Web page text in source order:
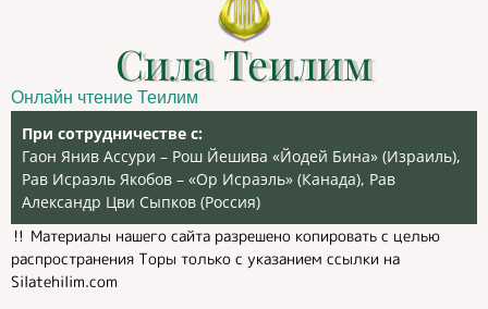
Сила Теилим
Онлайн чтение Теилим
При сотрудничестве с:
Гаон Янив Ассури – Рош Йешива «Йодей Бина» (Израиль),
Рав Исраэль Якобов – «Ор Исраэль» (Канада), Рав
Александр Цви Сыпков (Россия)
‼️ Материалы нашего сайта разрешено копировать с целью
распространения Торы только с указанием ссылки на
Silatehilim.com